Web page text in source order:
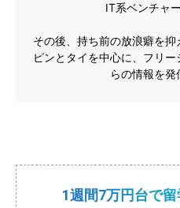
IT系ベンチャ
その後、持ち前の放浪癖を
ピンとタイを中心に、フリ
らの情報を発
1週間7万円台で